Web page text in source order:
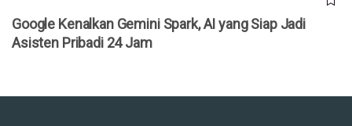
Google Kenalkan Gemini Spark, AI yang Siap Jadi
Asisten Pribadi 24 Jam